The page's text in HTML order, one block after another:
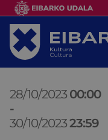
28/10/2023 00:00
-
30/10/202323:59